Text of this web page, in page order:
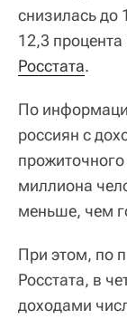
снизилась до
12,3 процента
Росстата.
По
россиян с
миллиона
меньше, чем
При этом, по
Росстата, в
доходами